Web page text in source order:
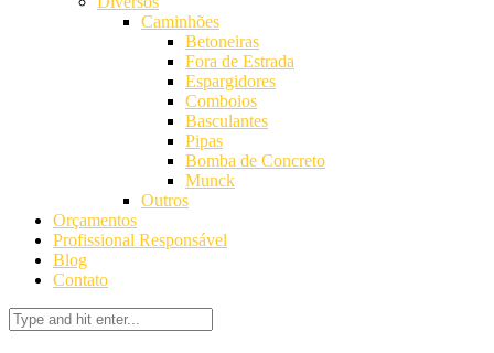
Caminhões
Betoneiras
Fora de Estrada
Espargidores
Comboios
Basculantes
Pipas
Bomba de Concreto
Munck
Outros
Orçamentos
Profissional Responsável
Blog
Contato